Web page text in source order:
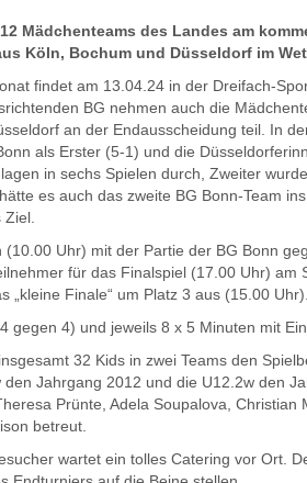
Mädchenteams des Landes am
Köln, Bochum und Düsseldorf im
findet am 13.04.24 in der Dreifach-
BG nehmen auch die
an der Endausscheidung teil. In
als Erster (5-1) und die
in sechs Spielen durch, Zweiter
es auch das zweite BG Bonn-Team
(10.00 Uhr) mit der Partie der BG Bonn
für das Finalspiel (17.00 Uhr)
„kleine Finale“ um Platz 3 aus (15.00 Uhr).
gegen 4) und jeweils 8 x 5 Minuten mit
32 Kids in zwei Teams den
Jahrgang 2012 und die U12.2w den
Prünte, Adela Soupalova,
betreut.
wartet ein tolles Catering vor Ort.